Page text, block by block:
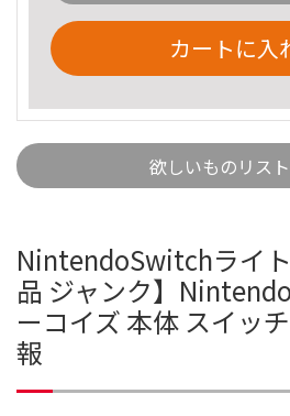
カートに入
欲しいものリス
NintendoSwitchライ
品 ジャンク】
ーコイズ 本体 スイッ
報